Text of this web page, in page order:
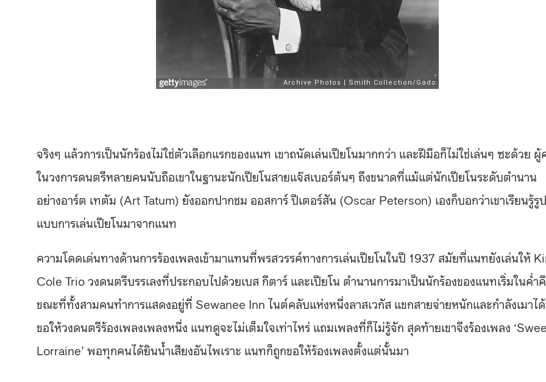
จริงๆ แล้วการเป็นนักร้องไม่ใช่ตัวเลือกแรกของแนท เขาถนัดเล่นเปียโนมากกว่า และฝีมือก็ไม่ใช่เล่นๆ ซะด้วย ผู้
ในวงการดนตรีหลายคนนับถือเขาในฐานะนักเปียโนสายแจ๊สเบอร์ต้นๆ ถึงขนาดที่แม้แต่นักเปียโนระดับตำนาน
อย่างอาร์ต เทตัม (Art Tatum) ยังออกปากชม ออสการ์ ปีเตอร์สัน (Oscar Peterson) เองก็บอกว่าเขาเรียนรู้รูป
แบบการเล่นเปียโนมาจากแนท
ความโดดเด่นทางด้านการร้องเพลงเข้ามาแทนที่พรสวรรค์ทางการเล่นเปียโนในปี 1937 สมัยที่แนทยังเล่นให้
Cole Trio วงดนตรีบรรเลงที่ประกอบไปด้วยเบส กีตาร์ และเปียโน ตำนานการมาเป็นนักร้องของแนทเริ่มในค่ำ
ขณะที่ทั้งสามคนทำการแสดงอยู่ที่ Sewanee Inn ไนต์คลับแห่งหนึ่งลาสเวกัส แขกสายจ่ายหนักและกำลังเมาไ
ขอให้วงดนตรีร้องเพลงเพลงหนึ่ง แนทดูจะไม่เต็มใจเท่าไหร่ แถมเพลงที่ก็ไม่รู้จัก สุดท้ายเขาจึงร้องเพลง
Lorraine’ พอทุกคนได้ยินน้ำเสียงอันไพเราะ แนทก็ถูกขอให้ร้องเพลงตั้งแต่นั้นมา